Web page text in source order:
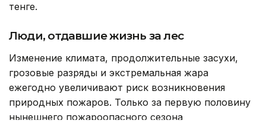
тенге.
Люди, отдавшие жизнь за лес
Изменение климата, продолжительные засухи,
грозовые разряды и экстремальная жара
ежегодно увеличивают риск возникновения
природных пожаров. Только за первую половину
нынешнего пожароопасного сезона